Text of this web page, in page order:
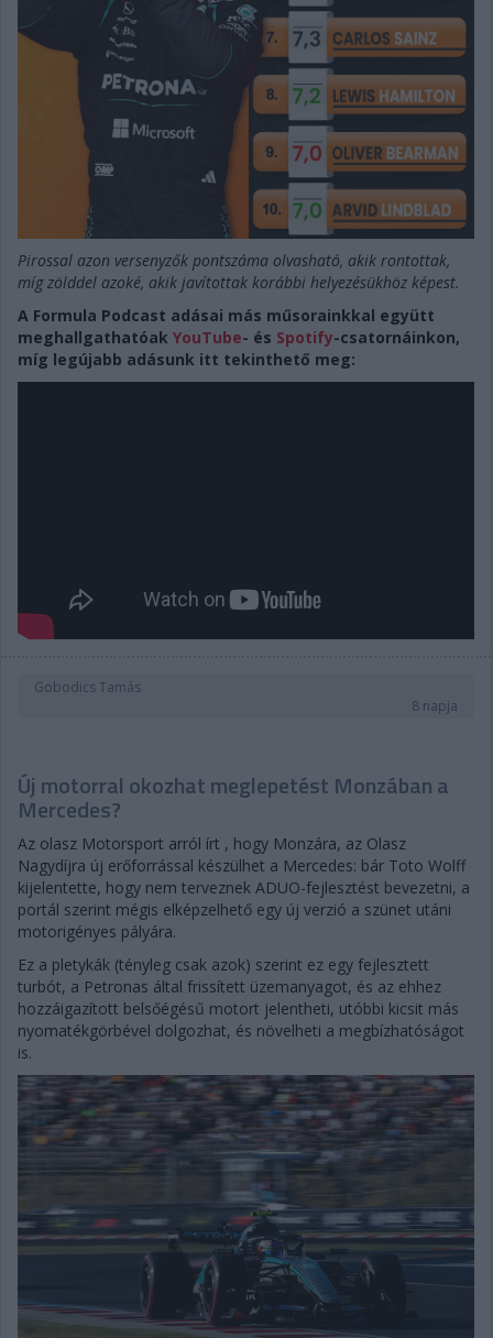
Pirossal azon versenyzők pontszáma olvasható, akik rontottak,
míg zölddel azoké, akik javítottak korábbi helyezésükhöz képest.
A Formula Podcast adásai más műsorainkkal együtt
meghallgathatóak YouTube- és Spotify-csatornáinkon,
míg legújabb adásunk itt tekinthető meg:
Gobodics Tamás
8 napja
Új motorral okozhat meglepetést Monzában a
Mercedes?
Az olasz Motorsport arról írt , hogy Monzára, az Olasz
Nagydíjra új erőforrással készülhet a Mercedes: bár Toto Wolff
kijelentette, hogy nem terveznek ADUO-fejlesztést bevezetni, a
portál szerint mégis elképzelhető egy új verzió a szünet utáni
motorigényes pályára.
Ez a pletykák (tényleg csak azok) szerint ez egy fejlesztett
turbót, a Petronas által frissített üzemanyagot, és az ehhez
hozzáigazított belsőégésű motort jelentheti, utóbbi kicsit más
nyomatékgörbével dolgozhat, és növelheti a megbízhatóságot
is.